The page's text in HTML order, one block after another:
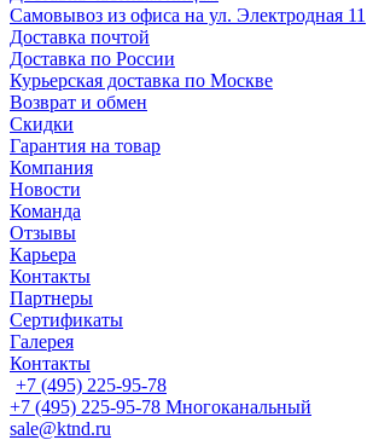
Самовывоз из офиса на ул. Электродная 11
Доставка почтой
Доставка по России
Курьерская доставка по Москве
Возврат и обмен
Скидки
Гарантия на товар
Компания
Новости
Команда
Отзывы
Карьера
Контакты
Партнеры
Сертификаты
Галерея
Контакты
+7 (495) 225-95-78
+7 (495) 225-95-78 Многоканальный
sale@ktnd.ru